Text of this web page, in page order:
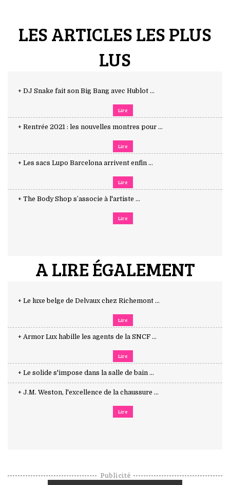
LES ARTICLES LES PLUS
LUS
+ DJ Snake fait son Big Bang avec Hublot ...
Lire
+ Rentrée 2021 : les nouvelles montres pour ...
Lire
+ Les sacs Lupo Barcelona arrivent enfin ...
Lire
+ The Body Shop s’associe à l'artiste ...
Lire
A LIRE ÉGALEMENT
+ Le luxe belge de Delvaux chez Richemont ...
Lire
+ Armor Lux habille les agents de la SNCF ...
Lire
+ Le solide s'impose dans la salle de bain ...
+ J.M. Weston, l'excellence de la chaussure ...
Lire
Publicité